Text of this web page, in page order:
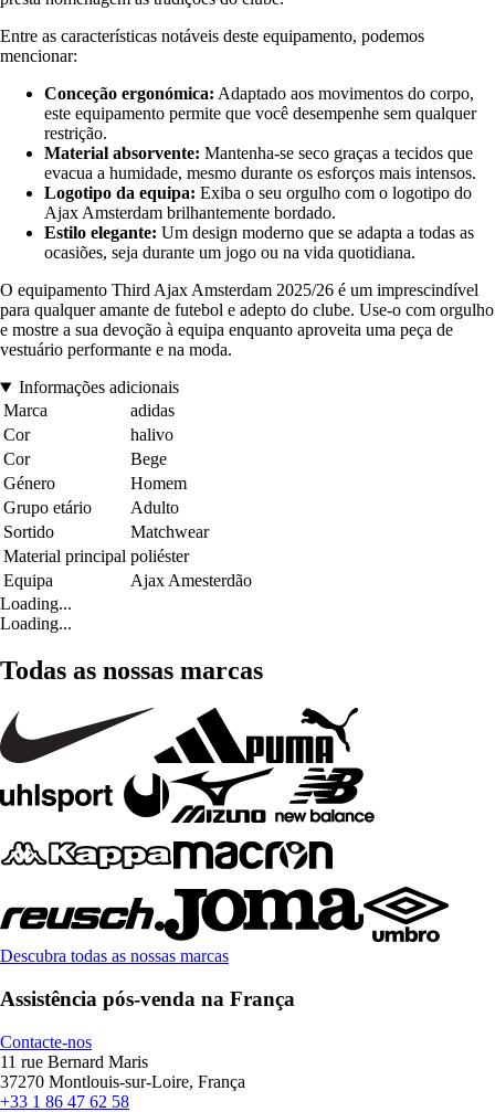
Entre as características notáveis deste equipamento, podemos
mencionar:
Conceção ergonómica: Adaptado aos movimentos do corpo,
este equipamento permite que você desempenhe sem qualquer
restrição.
Material absorvente: Mantenha-se seco graças a tecidos que
evacua a humidade, mesmo durante os esforços mais intensos.
Logotipo da equipa: Exiba o seu orgulho com o logotipo do
Ajax Amsterdam brilhantemente bordado.
Estilo elegante: Um design moderno que se adapta a todas as
ocasiões, seja durante um jogo ou na vida quotidiana.
O equipamento Third Ajax Amsterdam 2025/26 é um imprescindível
para qualquer amante de futebol e adepto do clube. Use-o com orgulho
e mostre a sua devoção à equipa enquanto aproveita uma peça de
vestuário performante e na moda.
Informações adicionais
Marca
adidas
Cor
halivo
Cor
Bege
Género
Homem
Grupo etário
Adulto
Sortido
Matchwear
Material principal poliéster
Equipa
Ajax Amesterdão
Loading...
Loading...
Todas as nossas marcas
Descubra todas as nossas marcas
Assistência pós-venda na França
Contacte-nos
11 rue Bernard Maris
37270 Montlouis-sur-Loire, França
+33 1 86 47 62 58